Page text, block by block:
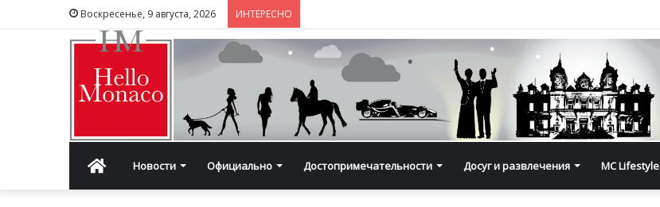
Воскресенье, 9 августа, 2026 ИНТЕРЕСНО
ГлавнаяНовости Официально Достопримечательности Досуг и развлечения MC Lifestyle